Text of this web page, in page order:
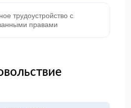
трудоустройство с
правами